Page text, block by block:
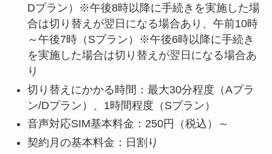
Dプラン）※午後8時以降に手続きを実施した場
合は切り替えが翌日になる場合あり、午前10時
～午後7時（Sプラン）※午後6時以降に手続き
を実施した場合は切り替えが翌日になる場合あ
り
切り替えにかかる時間：最大30分程度（Aプラ
ン/Dプラン）、1時間程度（Sプラン）
音声対応SIM基本料金：250円（税込）～
契約月の基本料金：日割り